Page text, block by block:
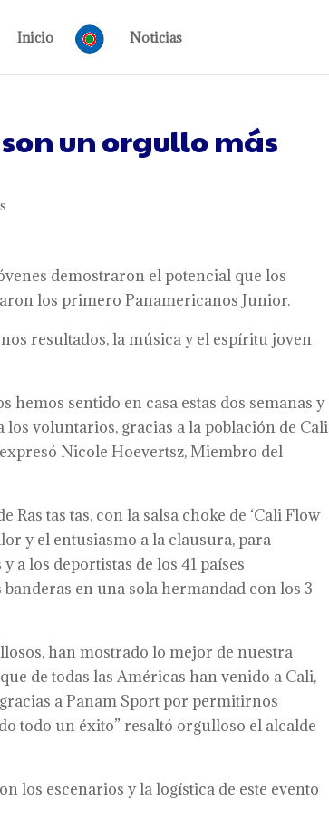
Inicio Noticias
un orgullo más
demostraron el potencial que los
los primero Panamericanos Junior.
resultados, la música y el espíritu joven
sentido en casa estas dos semanas y
los voluntarios, gracias a la población de Cali
Nicole Hoevertsz, Miembro del
tas tas, con la salsa choke de ‘Cali Flow
y el entusiasmo a la clausura, para
a los deportistas de los 41 países
en una sola hermandad con los 3
han mostrado lo mejor de nuestra
de todas las Américas han venido a Cali,
a Panam Sport por permitirnos
todo un éxito” resaltó orgulloso el alcalde
los escenarios y la logística de este evento